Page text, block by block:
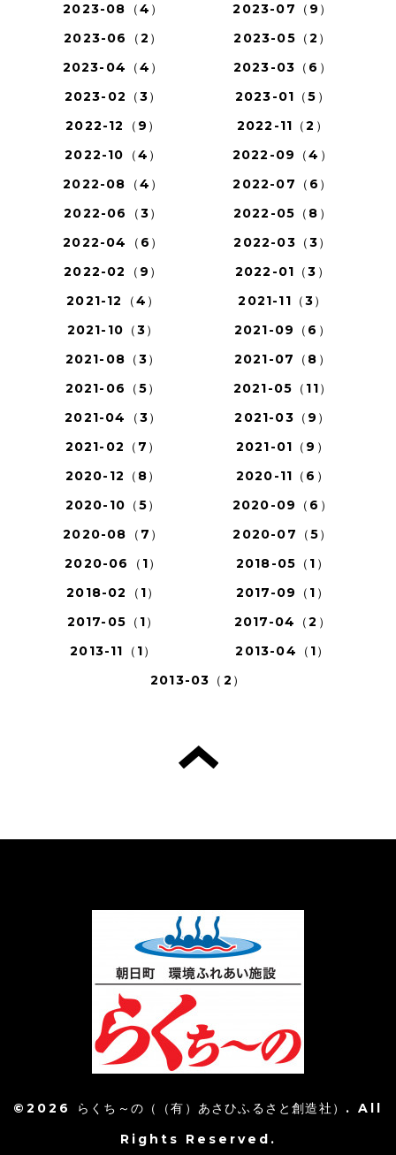
2023-08（4）
2023-07（9）
2023-06（2）
2023-05（2）
2023-04（4）
2023-03（6）
2023-02（3）
2023-01（5）
2022-12（9）
2022-11（2）
2022-10（4）
2022-09（4）
2022-08（4）
2022-07（6）
2022-06（3）
2022-05（8）
2022-04（6）
2022-03（3）
2022-02（9）
2022-01（3）
2021-12（4）
2021-11（3）
2021-10（3）
2021-09（6）
2021-08（3）
2021-07（8）
2021-06（5）
2021-05（11）
2021-04（3）
2021-03（9）
2021-02（7）
2021-01（9）
2020-12（8）
2020-11（6）
2020-10（5）
2020-09（6）
2020-08（7）
2020-07（5）
2020-06（1）
2018-05（1）
2018-02（1）
2017-09（1）
2017-05（1）
2017-04（2）
2013-11（1）
2013-04（1）
2013-03（2）
©2026 らくち～の（（有）あさひふるさと創造社） . All
Rights Reserved.